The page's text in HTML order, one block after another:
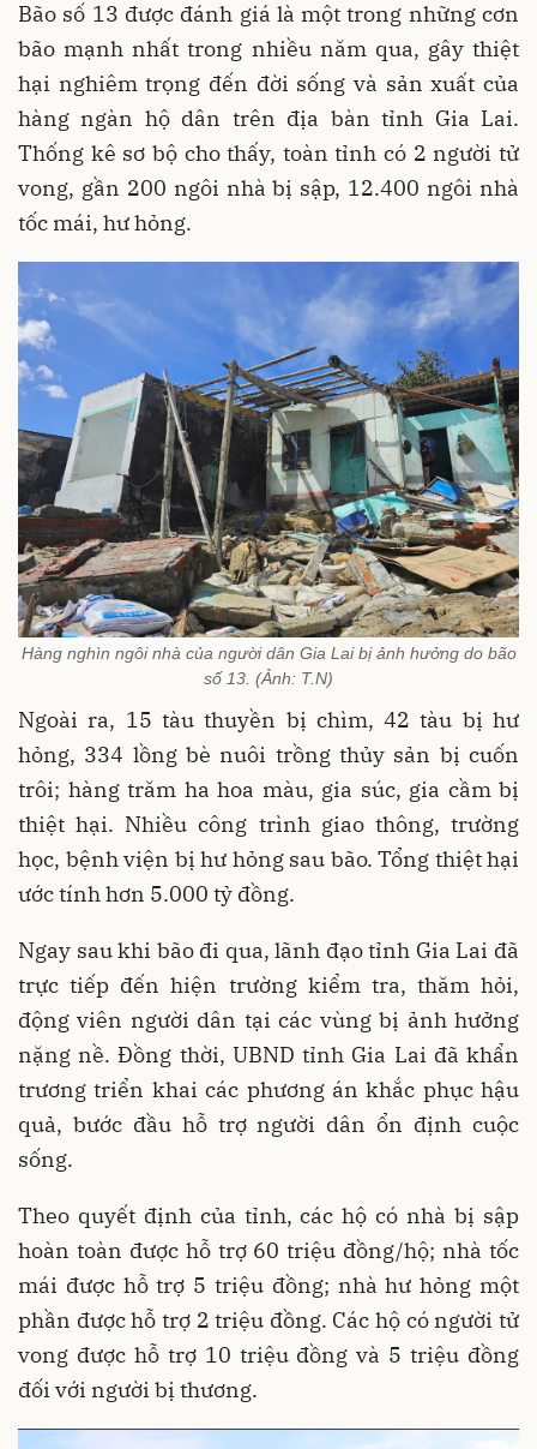
Bão số 13 được đánh giá là một trong những cơn
bão mạnh nhất trong nhiều năm qua, gây thiệt
hại nghiêm trọng đến đời sống và sản xuất của
hàng ngàn hộ dân trên địa bàn tỉnh Gia Lai.
Thống kê sơ bộ cho thấy, toàn tỉnh có 2 người tử
vong, gần 200 ngôi nhà bị sập, 12.400 ngôi nhà
tốc mái, hư hỏng.
Hàng nghìn ngôi nhà của người dân Gia Lai bị ảnh hưởng do bão
số 13. (Ảnh: T.N)
Ngoài ra, 15 tàu thuyền bị chìm, 42 tàu bị hư
hỏng, 334 lồng bè nuôi trồng thủy sản bị cuốn
trôi; hàng trăm ha hoa màu, gia súc, gia cầm bị
thiệt hại. Nhiều công trình giao thông, trường
học, bệnh viện bị hư hỏng sau bão. Tổng thiệt hại
ước tính hơn 5.000 tỷ đồng.
Ngay sau khi bão đi qua, lãnh đạo tỉnh Gia Lai đã
trực tiếp đến hiện trường kiểm tra, thăm hỏi,
động viên người dân tại các vùng bị ảnh hưởng
nặng nề. Đồng thời, UBND tỉnh Gia Lai đã khẩn
trương triển khai các phương án khắc phục hậu
quả, bước đầu hỗ trợ người dân ổn định cuộc
sống.
Theo quyết định của tỉnh, các hộ có nhà bị sập
hoàn toàn được hỗ trợ 60 triệu đồng/hộ; nhà tốc
mái được hỗ trợ 5 triệu đồng; nhà hư hỏng một
phần được hỗ trợ 2 triệu đồng. Các hộ có người tử
vong được hỗ trợ 10 triệu đồng và 5 triệu đồng
đối với người bị thương.